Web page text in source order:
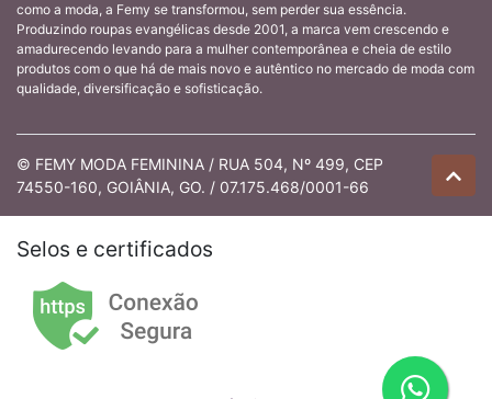
como a moda, a Femy se transformou, sem perder sua essência.
Produzindo roupas evangélicas desde 2001, a marca vem crescendo e
amadurecendo levando para a mulher contemporânea e cheia de estilo
produtos com o que há de mais novo e autêntico no mercado de moda com
qualidade, diversificação e sofisticação.
© FEMY MODA FEMININA / RUA 504, Nº 499, CEP
74550-160, GOIÂNIA, GO. / 07.175.468/0001-66
Selos e certificados